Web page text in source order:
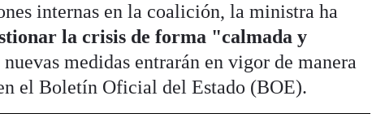
internas en la coalición, la ministra ha
la crisis de forma "calmada y
medidas entrarán en vigor de manera
el Boletín Oficial del Estado (BOE).